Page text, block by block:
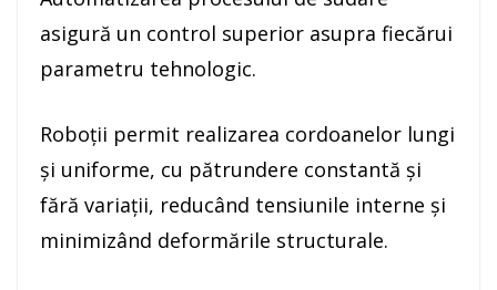
asigură un control superior asupra fiecărui
parametru tehnologic.
Roboții permit realizarea cordoanelor lungi
și uniforme, cu pătrundere constantă și
fără variații, reducând tensiunile interne și
minimizând deformările structurale.